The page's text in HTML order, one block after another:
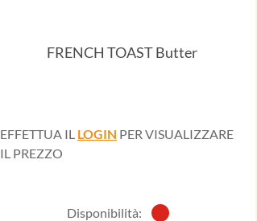
FRENCH TOAST Butter
EFFETTUA IL LOGIN PER VISUALIZZARE
IL PREZZO
Disponibilità: